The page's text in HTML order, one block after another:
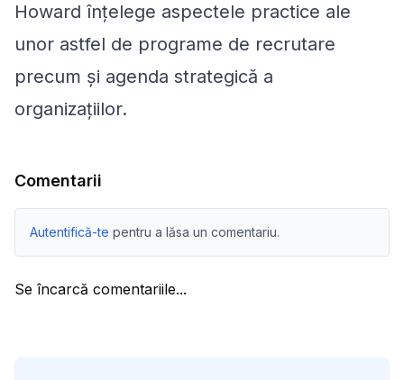
Howard înțelege aspectele practice ale
unor astfel de programe de recrutare
precum și agenda strategică a
organizațiilor.
Comentarii
Autentifică-te pentru a lăsa un comentariu.
Se încarcă comentariile...